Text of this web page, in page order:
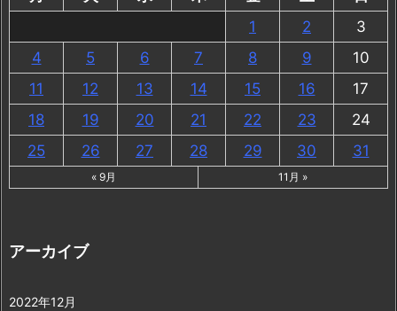
1
2
3
4
5 6 7 8 9
10
11
12 13 14 15 16
17
18
19 20 21 22 23
24
25
26 27 28 29 30 31
« 9月 11月 »
アーカイブ
2022年12月